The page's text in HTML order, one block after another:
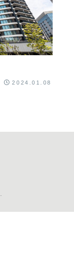
2024.01.08